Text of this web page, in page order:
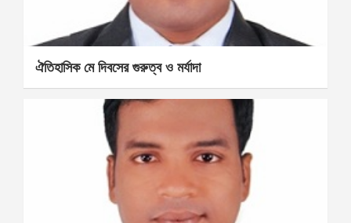
ঐতিহাসিক মে দিবসের গুরুত্ব ও মর্যাদা